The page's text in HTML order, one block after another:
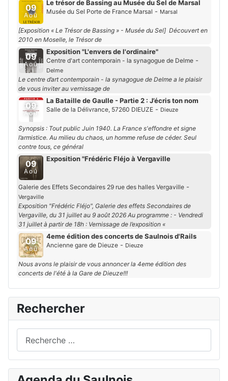
09
Aoû
Le trésor de Bassing au Musée du Sel de Marsal
Musée du Sel Porte de France Marsal - Marsal
[Exposition « Le Trésor de Bassing » - Musée du Sel] Découvert en
2010 en Moselle, le Trésor de
09
Aoû
Exposition "L'envers de l'ordinaire"
Centre d'art contemporain - la synagogue de Delme -
Delme
Le centre d’art contemporain - la synagogue de Delme a le plaisir
de vous inviter au vernissage de
09
Aoû
La Bataille de Gaulle - Partie 2 : J’écris ton nom
Salle de la Délivrance, 57260 DIEUZE - Dieuze
Synopsis : Tout public Juin 1940. La France s'effondre et signe
l’armistice. Au milieu du chaos, un homme refuse de céder. Seul
contre tous, ce général
09
Aoû
Exposition "Frédéric Fléjo à Vergaville
Galerie des Effets Secondaires 29 rue des halles Vergaville -
Vergaville
Exposition "Frédéric Fléjo", Galerie des effets Secondaires de
Vergaville, du 31 juillet au 9 août 2026 Au programme : - Vendredi
31 juillet à partir de 18h : Vernissage de l’exposition «
09
Aoû
4eme édition des concerts de Saulnois d'Rails
Ancienne gare de Dieuze - Dieuze
Nous avons le plaisir de vous annoncer la 4eme édition des
concerts de l'été à la Gare de Dieuze!!!
Rechercher